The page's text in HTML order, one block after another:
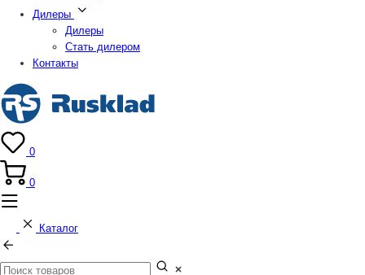
Дилеры
Дилеры
Стать дилером
Контакты
0
0
Каталог